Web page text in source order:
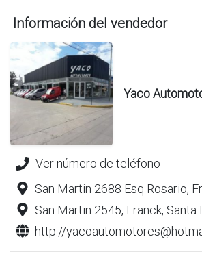
Información del vendedor
Yaco
Ver número de teléfono
San Martin 2688 Esq Rosario,
San Martin 2545, Franck, Santa
http://